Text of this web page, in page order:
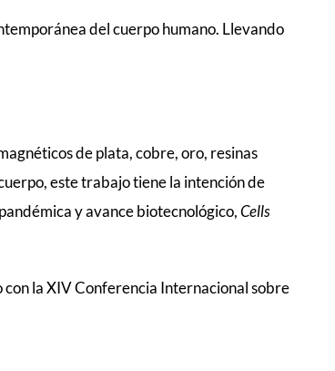
del cuerpo humano. Llevando
de plata, cobre, oro, resinas
este trabajo tiene la intención de
y avance biotecnológico,Cells
con la XIV Conferencia Internacional sobre